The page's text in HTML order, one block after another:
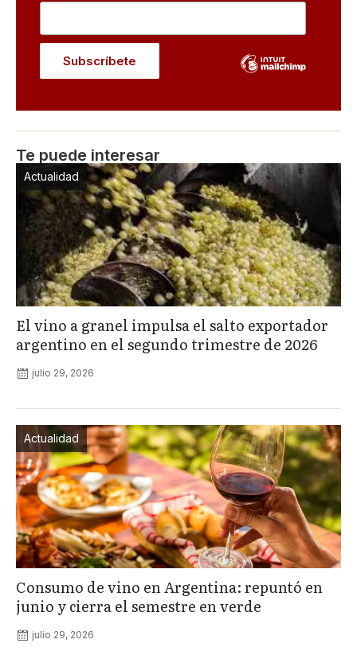
Te puede interesar
Actualidad
El vino a granel impulsa el salto exportador
argentino en el segundo trimestre de 2026
julio 29, 2026
Actualidad
Consumo de vino en Argentina: repuntó en
junio y cierra el semestre en verde
julio 29, 2026